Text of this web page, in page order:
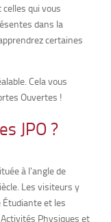
qui vous
dans la
certaines
Cela vous
Ouvertes !
JPO ?
à l’angle de
Les visiteurs y
Étudiante et les
Physiques et